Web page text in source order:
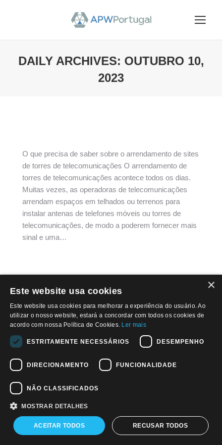
DAILY ARCHIVES: OUTUBRO 10,
2023
O que precisa de saber sobre o arrendamento de sites
de torres de telecomunicações O arrendamento de
torres de telecomunicações acontece todos os dias.
Muitas vezes, as operadoras de telecomunicações
arrendam espaços em telhados ou terrenos para
instalar antenas de telefones móveis ou torres de
telecomunicações, de modo a poderem fornecer mais
sinal e uma…
© 2026, APWPT II Investimentos S.A
Política de privacidade
×
Este website usa cookies
Este website usa cookies para melhorar a experiência do usuário. Ao
utilizar o nosso website, estará a concordar com todos os cookies de
acordo com nossa Política de Cookies. Ler mais
ESTRITAMENTE NECESSÁRIOS DESEMPENHO
DIRECIONAMENTO FUNCIONALIDADE
NÃO CLASSIFICADOS
MOSTRAR DETALHES
ACEITAR TODOS RECUSAR TODOS